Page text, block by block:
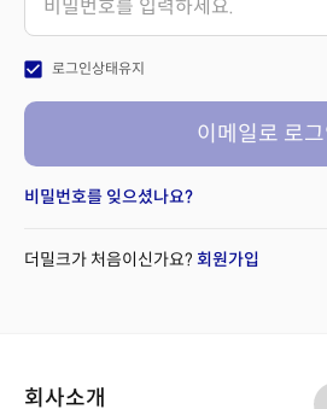
check_box 로그인상태유지
이메일로 로그
비밀번호를 잊으셨나요?
더밀크가 처음이신가요? 회원가입
회사소개